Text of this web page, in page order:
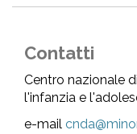
Contatti
Centro nazionale
l'infanzia e
e-mail